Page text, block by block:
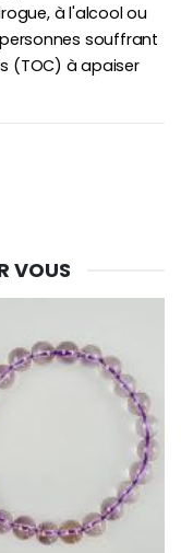
à l'alcool ou
souffrant
(TOC) à apaiser
VOUS